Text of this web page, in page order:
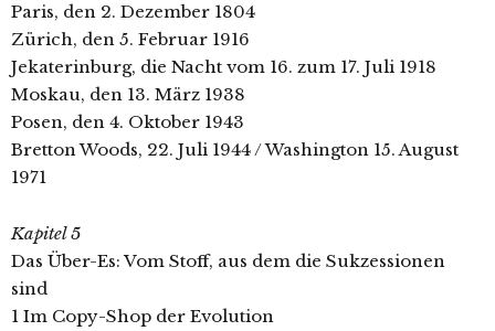
Paris, den 2. Dezember 1804
Zürich, den 5. Februar 1916
Jekaterinburg, die Nacht vom 16. zum 17. Juli 1918
Moskau, den 13. März 1938
Posen, den 4. Oktober 1943
Bretton Woods, 22. Juli 1944 / Washington 15. August
1971
Kapitel 5
Das Über-Es: Vom Stoff, aus dem die Sukzessionen
sind
1 Im Copy-Shop der Evolution